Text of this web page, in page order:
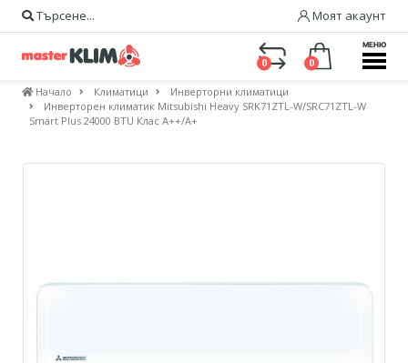
Търсене... Моят акаунт
0 0
МЕНЮ
Начало Климатици
Инверторни климатици
Инверторен климатик Mitsubishi Heavy SRK71ZTL-W/SRC71ZTL-W
Smart Plus 24000 BTU Клас A++/А+